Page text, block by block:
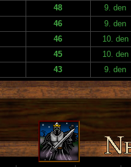
48
9. den
46
9. den
46
10. den
45
10. den
43 9. den